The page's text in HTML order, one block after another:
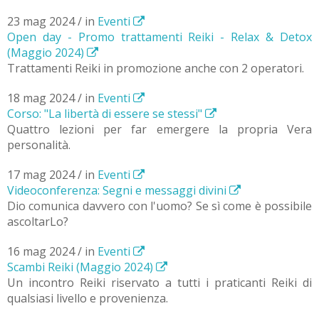
23 mag 2024 / in Eventi
Open day - Promo trattamenti Reiki - Relax & Detox
(Maggio 2024)
Trattamenti Reiki in promozione anche con 2 operatori.
18 mag 2024 / in Eventi
Corso: "La libertà di essere se stessi"
Quattro lezioni per far emergere la propria Vera
personalità.
17 mag 2024 / in Eventi
Videoconferenza: Segni e messaggi divini
Dio comunica davvero con l'uomo? Se sì come è possibile
ascoltarLo?
16 mag 2024 / in Eventi
Scambi Reiki (Maggio 2024)
Un incontro Reiki riservato a tutti i praticanti Reiki di
qualsiasi livello e provenienza.